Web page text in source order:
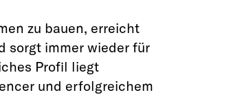
zu bauen, erreicht
sorgt immer wieder für
Profil liegt
und erfolgreichem